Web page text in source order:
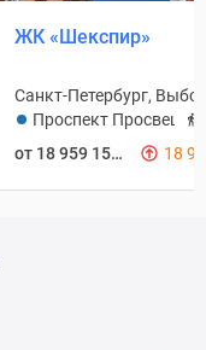
ЖК «Шекспир»
Санкт-Петербург,
Проспект
от 18 959 152
18